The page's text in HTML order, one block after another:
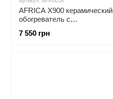
AFRICA X900 керамический
обогреватель с
программатором графит
7 550 грн